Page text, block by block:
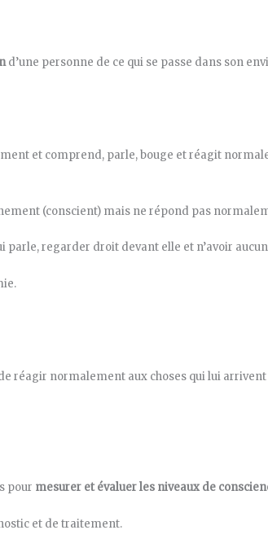
d’une personne de ce qui se passe dans son
et comprend, parle, bouge et réagit
(conscient) mais ne répond pas
regarder droit devant elle et n’avoir
réagir normalement aux choses qui lui arrivent
pour mesurer et évaluer les niveaux de
et de traitement.